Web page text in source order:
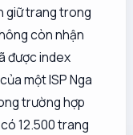
giữ trang trong
còn nhận
được index
một ISP Nga
trường hợp
12.500 trang